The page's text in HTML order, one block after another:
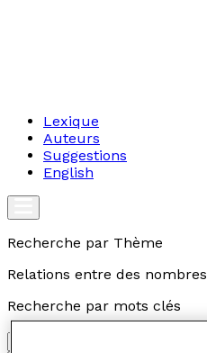
Lexique
Auteurs
Suggestions
English
Recherche par Thème
Relations entre des nombres
Recherche par mots clés